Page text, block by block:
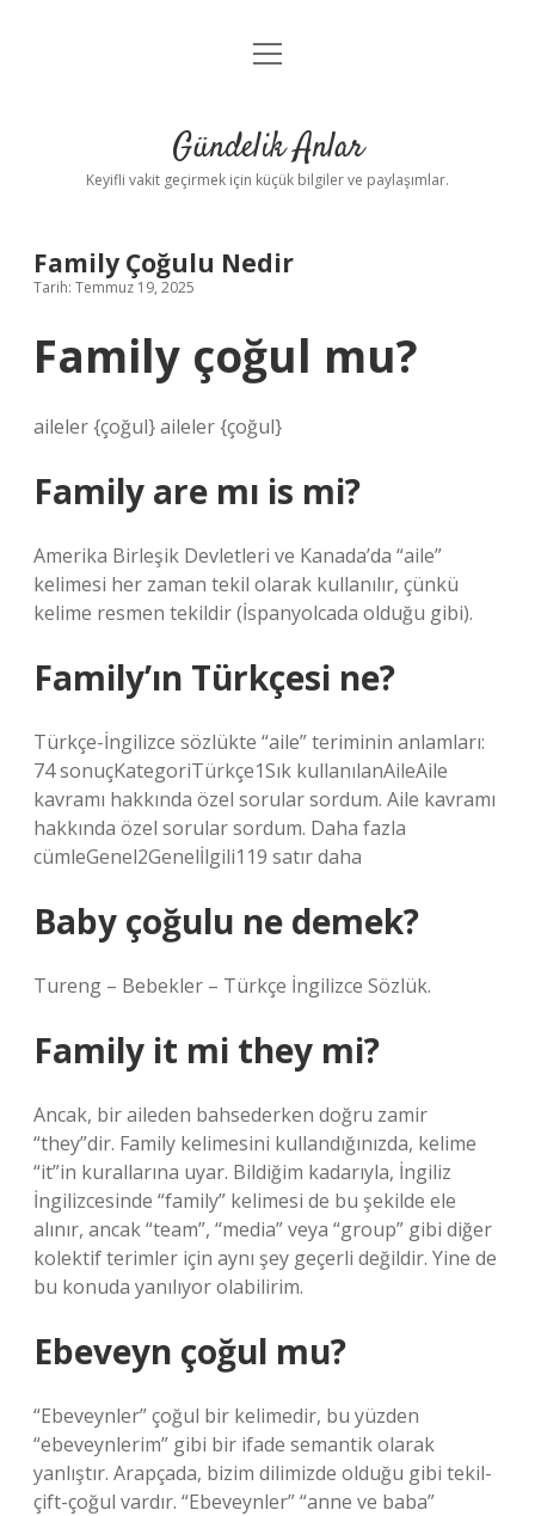
Anasayfa
Yasal Uyarı
menüyü
Gündelik Anlar
Keyifli vakit geçirmek için küçük bilgiler ve paylaşımlar.
Family Çoğulu Nedir
Tarih: Temmuz 19, 2025
Family çoğul mu?
aileler {çoğul} aileler {çoğul}
Family are mı is mi?
Amerika Birleşik Devletleri ve Kanada’da “aile”
kelimesi her zaman tekil olarak kullanılır, çünkü
kelime resmen tekildir (İspanyolcada olduğu gibi).
Family’ın Türkçesi ne?
Türkçe-İngilizce sözlükte “aile” teriminin anlamları:
74 sonuçKategoriTürkçe1Sık kullanılanAileAile
kavramı hakkında özel sorular sordum. Aile kavramı
hakkında özel sorular sordum. Daha fazla
cümleGenel2Genelİlgili119 satır daha
Baby çoğulu ne demek?
Tureng – Bebekler – Türkçe İngilizce Sözlük.
Family it mi they mi?
Ancak, bir aileden bahsederken doğru zamir
“they”dir. Family kelimesini kullandığınızda, kelime
“it”in kurallarına uyar. Bildiğim kadarıyla, İngiliz
İngilizcesinde “family” kelimesi de bu şekilde ele
alınır, ancak “team”, “media” veya “group” gibi diğer
kolektif terimler için aynı şey geçerli değildir. Yine de
bu konuda yanılıyor olabilirim.
Ebeveyn çoğul mu?
“Ebeveynler” çoğul bir kelimedir, bu yüzden
“ebeveynlerim” gibi bir ifade semantik olarak
yanlıştır. Arapçada, bizim dilimizde olduğu gibi tekil-
çift-çoğul vardır. “Ebeveynler” “anne ve baba”